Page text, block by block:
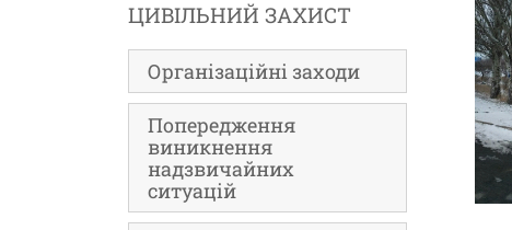
ЦИВІЛЬНИЙ ЗАХИСТ
Організаційні заходи
Попередження
виникнення
надзвичайних
ситуацій